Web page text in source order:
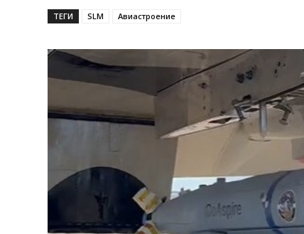
ТЕГИ SLM Авиастроение